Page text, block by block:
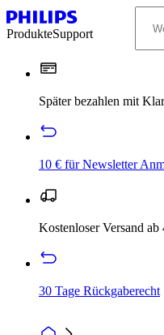
ProdukteSupport
Später bezahlen mit
10 € für Newsletter
Kostenloser Versand ab
30 Tage Rückgaberecht